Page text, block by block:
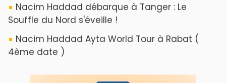
Nacim Haddad débarque à Tanger : Le
Souffle du Nord s'éveille !
Nacim Haddad Ayta World Tour à Rabat (
4ème date )